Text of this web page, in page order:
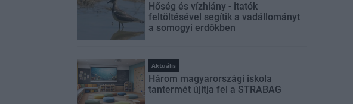
Hőség és vízhiány - itatók
feltöltésével segítik a vadállományt
a somogyi erdőkben
Aktuális
Három magyarországi iskola
tantermét újítja fel a STRABAG